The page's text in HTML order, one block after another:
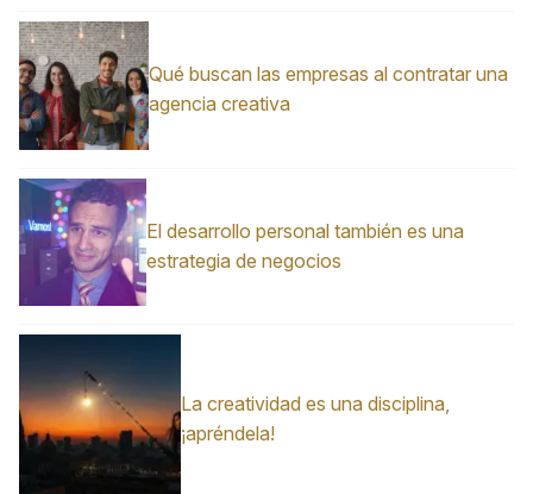
Qué buscan las empresas al contratar una
agencia creativa
El desarrollo personal también es una
estrategia de negocios
La creatividad es una disciplina,
¡apréndela!